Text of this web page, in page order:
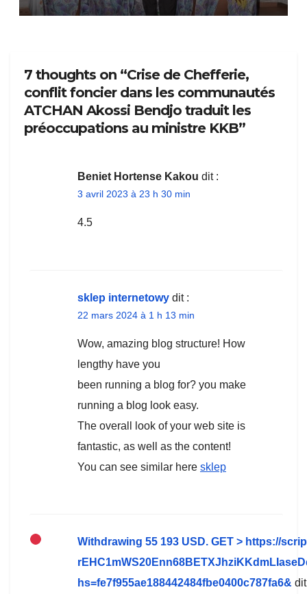
7 thoughts on “Crise de Chefferie,
conflit foncier dans les communautés
ATCHAN Akossi Bendjo traduit les
préoccupations au ministre KKB”
Beniet Hortense Kakou dit :
3 avril 2023 à 23 h 30 min
4.5
sklep internetowy dit :
22 mars 2024 à 1 h 13 min
Wow, amazing blog structure! How
lengthy have you
been running a blog for? you make
running a blog look easy.
The overall look of your web site is
fantastic, as well as the content!
You can see similar here sklep
Withdrawing 55 193 USD. GЕТ > https://
hs=fe7f955ae188442484fbe0400c787fa6&